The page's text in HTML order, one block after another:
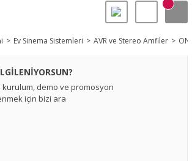
Ev Sinema Sistemleri AVR ve Stereo Amfiler
demo ve promosyon
için bizi ara